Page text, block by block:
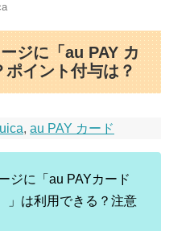
ジに「au PAY カ
イント付与は？
,au PAY カード
ジに「au PAYカード
」は利用できる？注意